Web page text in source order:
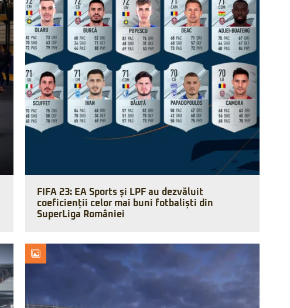
FIFA 23: EA Sports și LPF au dezvăluit
coeficienții celor mai buni fotbaliști din
SuperLiga României